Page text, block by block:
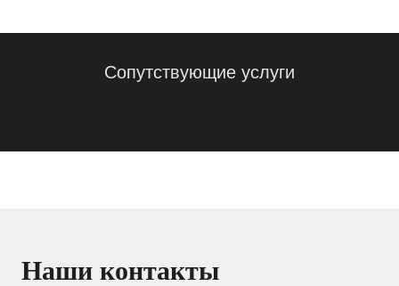
Сопутствующие услуги
Наши контакты